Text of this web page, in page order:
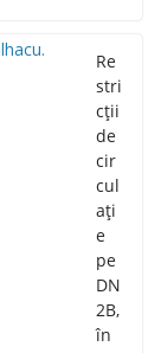
Re
stri
cții
de
cir
cul
ați
e
pe
DN
2B,
în